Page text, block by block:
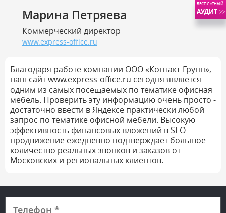
Марина Петряева
Коммерческий директор
www.express-office.ru
Благодаря работе компании ООО «Контакт-Групп»,
наш сайт www.express-office.ru сегодня является
одним из самых посещаемых по тематике офисная
мебель. Проверить эту информацию очень просто -
достаточно ввести в Яндексе практически любой
запрос по тематике офисной мебели. Высокую
эффективность финансовых вложений в SEO-
продвижение ежедневно подтверждает большое
количество реальных звонков и заказов от
Московских и региональных клиентов.
БЕСПЛАТНЫЙ
АУДИТ